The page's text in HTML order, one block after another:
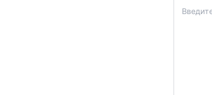
здесь...